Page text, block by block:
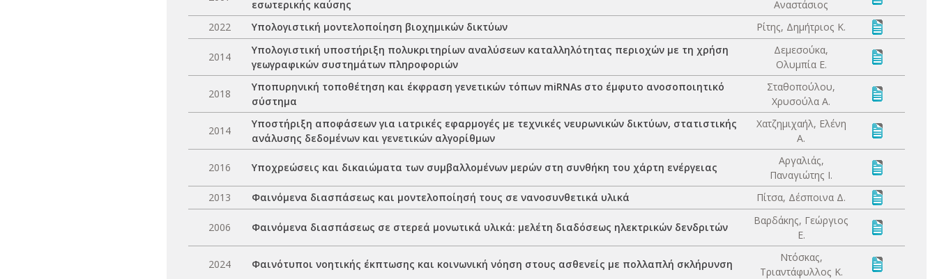
εσωτερικής καύσης
Αναστάσιος
2022
Υπολογιστική μοντελοποίηση βιοχημικών δικτύων Ρίτης, Δημήτριος Κ.
2014
Υπολογιστική υποστήριξη πολυκριτηρίων αναλύσεων καταλληλότητας περιοχών με τη χρήση
γεωγραφικών συστημάτων πληροφοριών
Δεμεσούκα,
Ολυμπία Ε.
2018
Υποπυρηνική τοποθέτηση και έκφραση γενετικών τόπων miRNAs στο έμφυτο ανοσοποιητικό
σύστημα
Σταθοπούλου,
Χρυσούλα Α.
2014
Υποστήριξη αποφάσεων για ιατρικές εφαρμογές με τεχνικές νευρωνικών δικτύων, στατιστικής
ανάλυσης δεδομένων και γενετικών αλγορίθμων
Χατζημιχαήλ, Ελένη
Α.
2016 Υποχρεώσεις και δικαιώματα των συμβαλλομένων μερών στη συνθήκη του χάρτη ενέργειας
Αργαλιάς,
Παναγιώτης Ι.
2013
Φαινόμενα διασπάσεως και μοντελοποίησή τους σε νανοσυνθετικά υλικά Πίτσα, Δέσποινα Δ.
2006 Φαινόμενα διασπάσεως σε στερεά μονωτικά υλικά: μελέτη διαδόσεως ηλεκτρικών δενδριτών
Βαρδάκης, Γεώργιος
Ε.
2024 Φαινότυποι νοητικής έκπτωσης και κοινωνική νόηση στους ασθενείς με πολλαπλή σκλήρυνση
Ντόσκας,
Τριαντάφυλλος Κ.